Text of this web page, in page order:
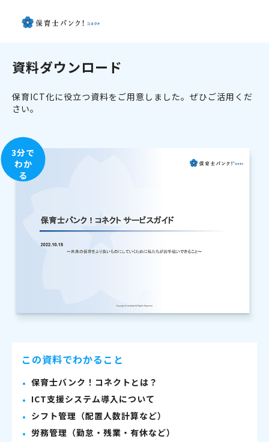
資料ダウンロード
保育ICT化に役立つ資料をご用意しました。ぜひご活用くだ
さい。
3分で
わか
る
この資料でわかること
保育士バンク！コネクトとは？
ICT支援システム導入について
シフト管理（配置人数計算など）
労務管理（勤怠・残業・有休など）